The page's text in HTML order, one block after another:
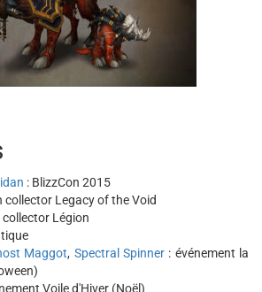
: BlizzCon 2015
collector Legacy of the Void
collector Légion
Maggot, Spectral Spinner: événement la
Voile d'Hiver (Noël)